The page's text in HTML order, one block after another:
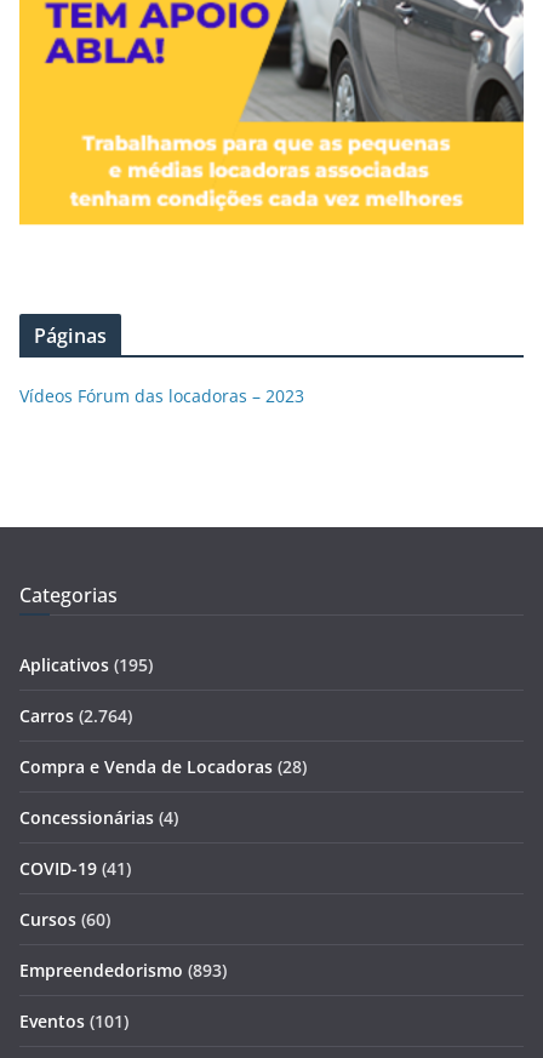
Páginas
Vídeos Fórum das locadoras – 2023
Categorias
Aplicativos (195)
Carros (2.764)
Compra e Venda de Locadoras (28)
Concessionárias (4)
COVID-19 (41)
Cursos (60)
Empreendedorismo (893)
Eventos (101)